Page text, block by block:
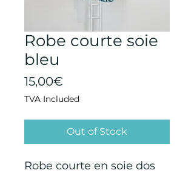
Robe courte soie
bleu
15,00€
TVA Included
Out of Stock
Robe courte en soie dos